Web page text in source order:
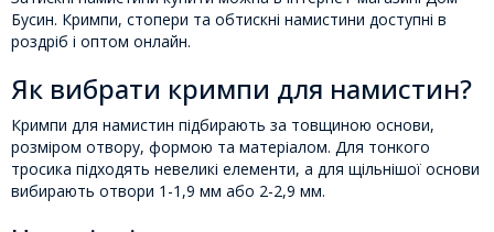
Бусин. Кримпи, стопери та обтискні намистини доступні в
роздріб і оптом онлайн.
Як вибрати кримпи для намистин?
Кримпи для намистин підбирають за товщиною основи,
розміром отвору, формою та матеріалом. Для тонкого
тросика підходять невеликі елементи, а для щільнішої основи
вибирають отвори 1-1,9 мм або 2-2,9 мм.